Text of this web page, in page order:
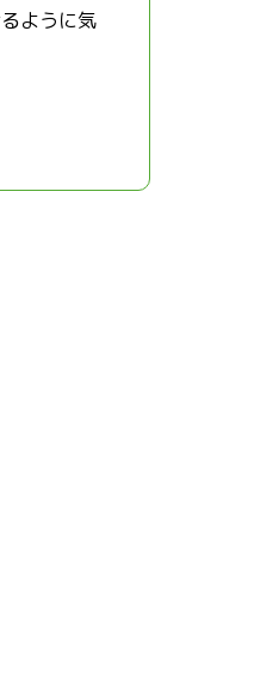
ように気